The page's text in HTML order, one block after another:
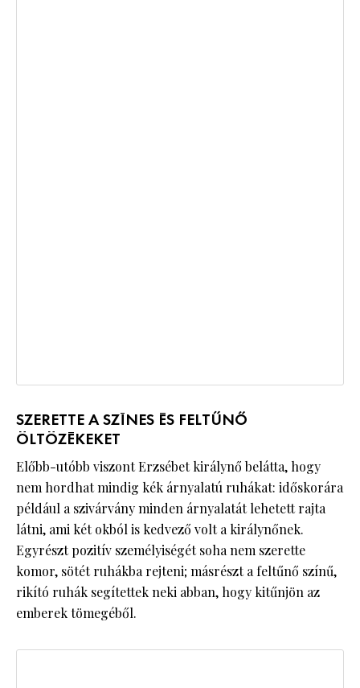
SZERETTE A SZÍNES ÉS FELTŰNŐ
ÖLTÖZÉKEKET
Előbb-utóbb viszont Erzsébet királynő belátta, hogy
nem hordhat mindig kék árnyalatú ruhákat: időskorára
például a szivárvány minden árnyalatát lehetett rajta
látni, ami két okból is kedvező volt a királynőnek.
Egyrészt pozitív személyiségét soha nem szerette
komor, sötét ruhákba rejteni; másrészt a feltűnő színű,
rikító ruhák segítettek neki abban, hogy kitűnjön az
emberek tömegéből.